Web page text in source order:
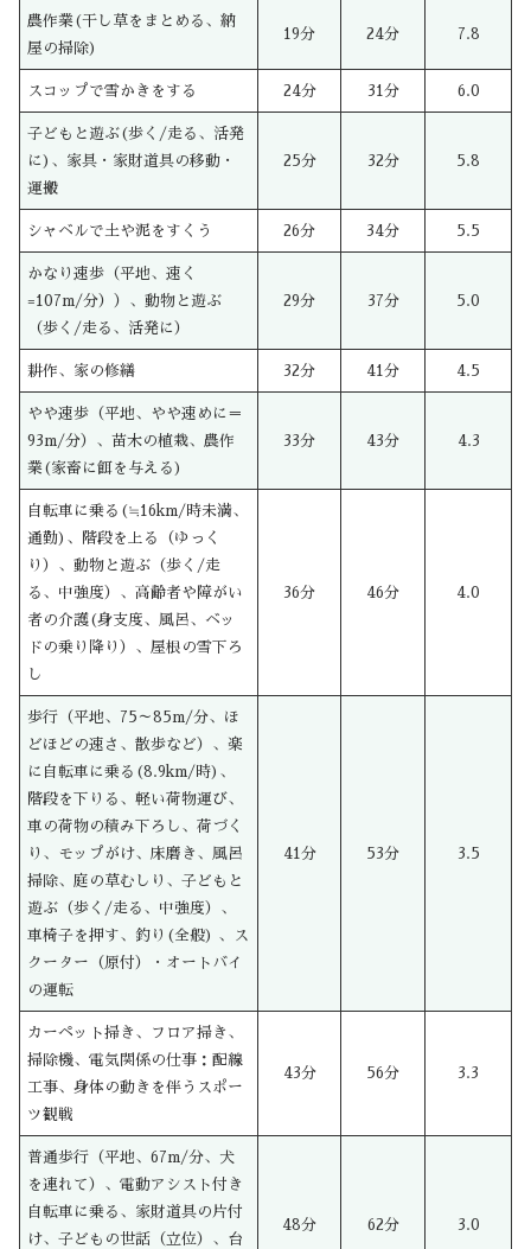
農作業(干し草をまとめる、納
屋の掃除)
19分 24分 7.8
スコップで雪かきをする 24分 31分 6.0
子どもと遊ぶ(歩く/走る、活発
に)、家具・家財道具の移動・
運搬
25分 32分 5.8
シャベルで土や泥をすくう 26分 34分 5.5
かなり速歩（平地、速く
=107m/分））、動物と遊ぶ
（歩く/走る、活発に）
29分 37分 5.0
耕作、家の修繕 32分 41分 4.5
やや速歩（平地、やや速めに＝
93m/分）、苗木の植栽、農作
業(家畜に餌を与える)
33分 43分 4.3
自転車に乗る(≒16km/時未満、
通勤)、階段を上る（ゆっく
り）、動物と遊ぶ（歩く/走
る、中強度）、高齢者や障がい
者の介護(身支度、風呂、ベッ
ドの乗り降り）、屋根の雪下ろ
し
36分 46分 4.0
歩行（平地、75～85m/分、ほ
どほどの速さ、散歩など）、楽
に自転車に乗る(8.9km/時)、
階段を下りる、軽い荷物運び、
車の荷物の積み下ろし、荷づく
り、モップがけ、床磨き、風呂
掃除、庭の草むしり、子どもと
遊ぶ（歩く/走る、中強度）、
車椅子を押す、釣り(全般) 、ス
クーター（原付）・オートバイ
の運転
41分 53分 3.5
カーペット掃き、フロア掃き、
掃除機、電気関係の仕事：配線
工事、身体の動きを伴うスポー
ツ観戦
43分 56分 3.3
普通歩行（平地、67m/分、犬
を連れて）、電動アシスト付き
自転車に乗る、家財道具の片付
け、子どもの世話（立位）、台
48分 62分 3.0